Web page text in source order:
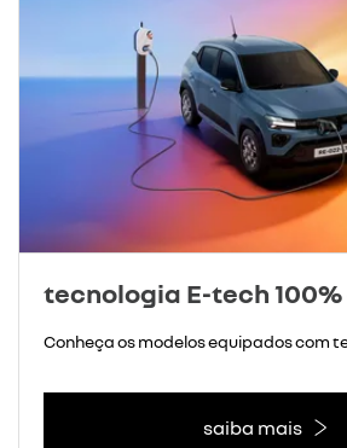
tecnologia E-tech
Conheça os modelos equipados com
saiba mais